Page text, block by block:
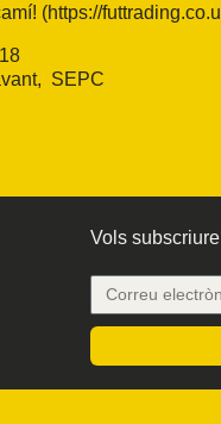
(https://
SEPC
Vols